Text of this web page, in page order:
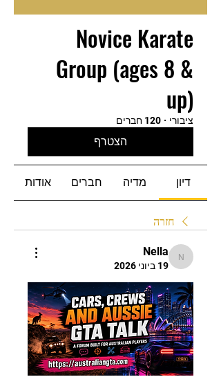
Novice Karate
Group (ages 8 &
up)
ציבורי · 120 חברים
הצטרף
דיון מדיה חברים אודות
חזרה
Nella
Nella
19 ביוני 2026